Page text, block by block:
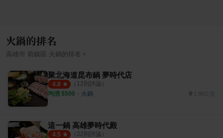
火鍋的排名
高雄市 前鎮區 火鍋的排名 ›
聚北海道昆布鍋 夢時代店
4.8 （ 12則評論）
均消 $500 ・ 火鍋
這一鍋 高雄夢時代殿
4.5 （ 22則評論）